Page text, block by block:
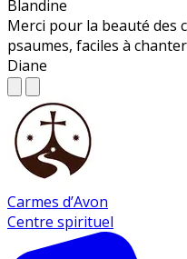
Blandine
Merci pour la beauté des
psaumes, faciles à
Diane
Carmes d’Avon
Centre spirituel